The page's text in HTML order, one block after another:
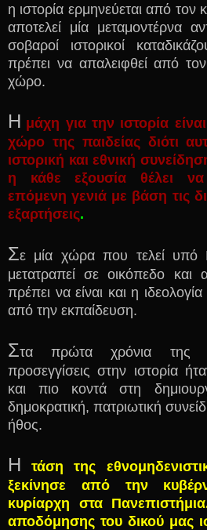
η ιστορία ερμηνεύεται από τον
αποτελεί μία μεταμοντέρνα
σοβαροί ιστορικοί
πρέπει να απαλειφθεί από
χώρο.
Η μάχη για την ιστορία
χώρο της παιδείας διότι
ιστορική και εθνική
η κάθε εξουσία θέλει
επόμενη γενιά με βάση τις
εξαρτήσεις.
Σε μία χώρα που τελεί υπό
μετατραπεί σε οικόπεδο και
πρέπει να είναι και η
από την εκπαίδευση.
Στα πρώτα χρόνια της
προσεγγίσεις στην ιστορία
και πιο κοντά στη
δημοκρατική, πατριωτική
ήθος.
Η
τάση της
ξεκίνησε από την
κυρίαρχη στα
αποδόμησης του δικού μας